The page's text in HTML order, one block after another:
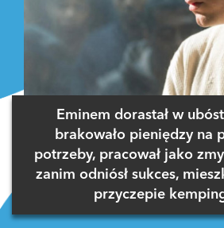
Eminem dorastał w
brakowało pieniędzy na
potrzeby, pracował jako
zanim odniósł sukces,
przyczepie